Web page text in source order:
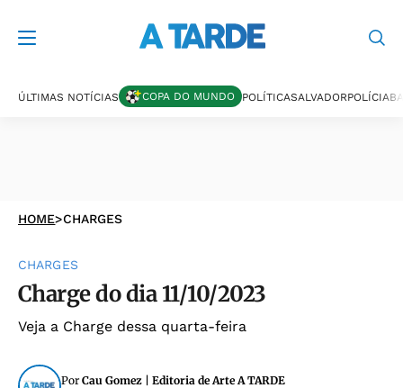
ÚLTIMAS NOTÍCIAS COPA DO MUNDO POLÍTICASALVADORPOLÍCIA
HOME>CHARGES
CHARGES
Charge do dia 11/10/2023
Veja a Charge dessa quarta-feira
Por Cau Gomez | Editoria de Arte A TARDE